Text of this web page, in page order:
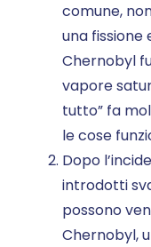
comune,
una fissione
Chernobyl
vapore
tutto” fa
le cose
Dopo
introdotti
possono
Chernobyl,